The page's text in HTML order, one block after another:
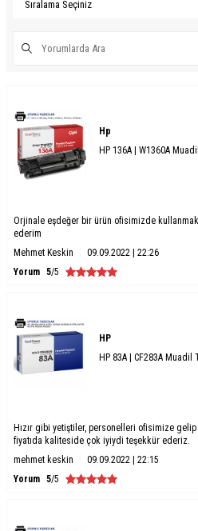
Hp
HP 136A | W1360A
Orjinale eşdeğer bir ürün ofisimizde
ederim
Mehmet Keskin
09.09.2022 | 22:26
Yorum 5/5
HP
HP 83A | CF283A Muadil
Hızır gibi yetiştiler, personelleri ofisimize
fiyatıda kaliteside çok iyiydi teşekkür ederiz.
mehmet keskin
09.09.2022 | 22:15
Yorum 5/5